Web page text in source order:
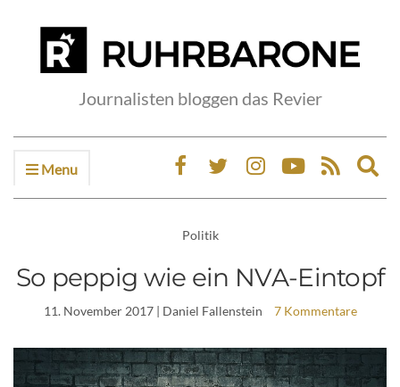
Journalisten bloggen das Revier
Menu
Politik
So peppig wie ein NVA-Eintopf
11. November 2017| Daniel Fallenstein 7 Kommentare